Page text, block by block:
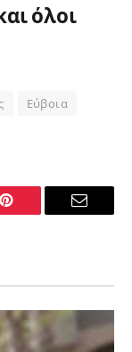
όλοι
Εύβοια
Pinterest Email